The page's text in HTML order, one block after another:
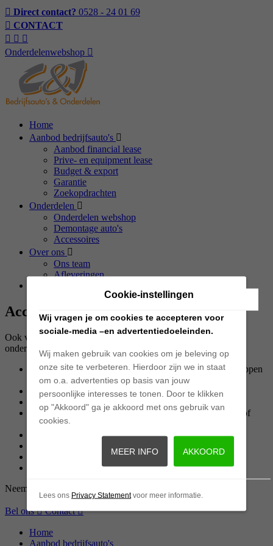
Direct contact? 0528 - 24 01 69
CONTACT
Onderdelenwebshop
Home
Aanbod bedrijfsauto's
Aanbod financial lease
Prive- en equipment lease
Budget & export
Garantie
Zoekopdrachten
Onderdelen
Onderdelen webshop
Demontage auto's
Accessoires
Over ons
Ons team
Afleveringen
Accesoires
Ook voor diverse accessoires kunt u bij C&J bedrijfsauto’s en
onderdelen terecht.
Inrichting op maat (betimmering, vloeren, wanden, schappen
etc.)
Leren bekleding, mogelijk met bedrijfslogo
Stoelhoezen pasklaar
Kinderzitverhoger passend bij interieur of met naam en/of
logo
Lichtmetalen velgen
Neem contact op of kom langs voor meer informatie!
Bel ons Contact
Home
Aanbod bedrijfsauto's
Cookie-instellingen
Wij vragen je om cookies te accepteren voor
sociale-media –en advertentiedoeleinden.
Wij maken gebruik van cookies om je beleving op
onze site te verbeteren. Hierdoor zijn we in staat
om o.a. advertenties op basis van jouw
persoonlijke interesses te tonen. Door te klikken
op "Akkoord" ga je akkoord met ons gebruik van
cookies.
AKKOORD
MEER INFO
Lees ons Privacy Statementvoor meer informatie.